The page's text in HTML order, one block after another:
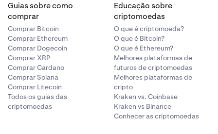
Depois de ter associado a sua conta bancária, ela
aparecerá na seção
Pagar com
Guias sobre como
comprar
Comprar Bitcoin
Comprar Ethereum
Comprar Dogecoin
Comprar XRP
Comprar Cardano
Comprar Solana
Comprar Litecoin
Todos os guias das
criptomoedas
Educação sobre
criptomoedas
O que é criptomoeda?
O que é Bitcoin?
O que é Ethereum?
Melhores plataformas de
futuros de criptomoedas
Melhores plataformas de
cripto
Kraken vs. Coinbase
Kraken vs Binance
Conhecer as criptomoedas